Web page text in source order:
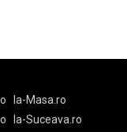
la-Masa.ro
la-Suceava.ro